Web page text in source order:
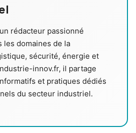
rédacteur passionné
les domaines de la
sécurité, énergie et
innov.fr, il partage
et pratiques dédiés
du secteur industriel.